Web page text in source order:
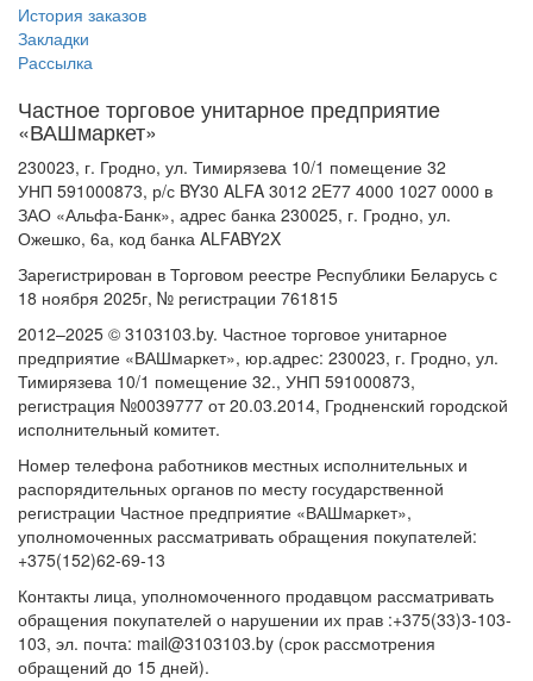
История заказов
Закладки
Рассылка
Частное торговое унитарное предприятие
«ВАШмаркет»
230023, г. Гродно, ул. Тимирязева 10/1 помещение 32
УНП 591000873, р/с BY30 ALFA 3012 2E77 4000 1027 0000 в
ЗАО «Альфа-Банк», адрес банка 230025, г. Гродно, ул.
Ожешко, 6а, код банка ALFABY2X
Зарегистрирован в Торговом реестре Республики Беларусь с
18 ноября 2025г, № регистрации 761815
2012–2025 © 3103103.by. Частное торговое унитарное
предприятие «ВАШмаркет», юр.адрес: 230023, г. Гродно, ул.
Тимирязева 10/1 помещение 32., УНП 591000873,
регистрация №0039777 от 20.03.2014, Гродненский городской
исполнительный комитет.
Номер телефона работников местных исполнительных и
распорядительных органов по месту государственной
регистрации Частное предприятие «ВАШмаркет»,
уполномоченных рассматривать обращения покупателей:
+375(152)62-69-13
Контакты лица, уполномоченного продавцом рассматривать
обращения покупателей о нарушении их прав :+375(33)3-103-
103, эл. почта: mail@3103103.by (срок рассмотрения
обращений до 15 дней).